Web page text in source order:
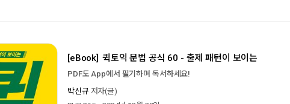
[eBook] 퀵토익 문법 공식 60 - 출제 패턴이 보이는
PDF도 App에서 필기하며 독서하세요!
박신규 저자(글)